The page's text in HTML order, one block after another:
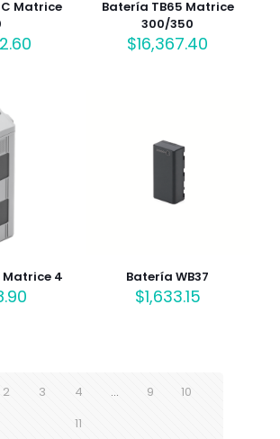
Matrice
Batería TB65 Matrice
300/350
$16,367.40
Matrice 4 Batería WB37
$1,633.15
2 3 4 … 9
10
11